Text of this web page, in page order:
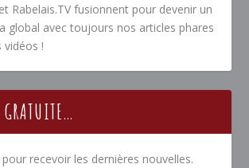
Rabelais.TV fusionnent pour devenir un
global avec toujours nos articles phares
vidéos !
GRATUITE…
recevoir les dernières nouvelles.